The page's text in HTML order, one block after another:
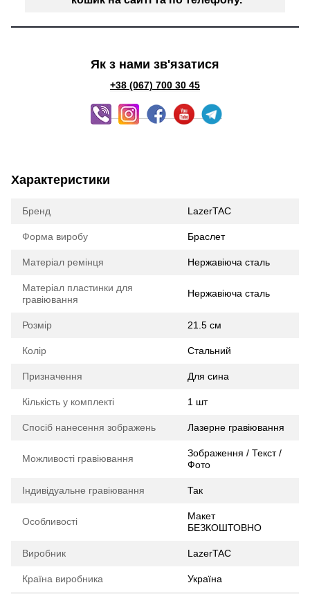
Як з нами зв'язатися
+38 (067) 700 30 45
Характеристики
Бренд LazerTAC
Форма виробу Браслет
Матеріал ремінця Нержавіюча сталь
Матеріал пластинки для
гравіювання
Нержавіюча сталь
Розмір 21.5 см
Колір Стальний
Призначення Для сина
Кількість у комплекті 1 шт
Спосіб нанесення зображень Лазерне гравіювання
Можливості гравіювання
Зображення / Текст /
Фото
Індивідуальне гравіювання Так
Особливості
Макет
БЕЗКОШТОВНО
Виробник LazerTAC
Країна виробника Україна